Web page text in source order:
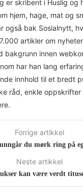
er skribent i Huslig og
hjem, hage, mat og
også bak Sosialnytt,
artikler om
bakgrunn innen
har han lang
innhold til et bredt
råd, enkle
Forrige artikkel
du mørk ring på
Neste artikkel
kan være verdt